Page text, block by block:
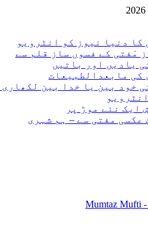
کا دنیا نیوز کو انٹرویو
مْفتی کے فسوں ساز قلم سے
یادیں اور باتیں
کی مابعدالطبیعات
خود بین یا خدا بین لکھاری۔
ایک نئے موڑ پر
عکسی مفتی سے – ہم شہری